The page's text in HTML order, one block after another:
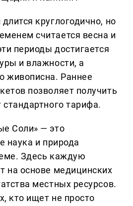
круглогодично, но
считается весна и
периоды достигается
и влажности, а
живописна. Раннее
позволяет получить
стандартного тарифа.
Соли» — это
наука и природа
Здесь каждую
на основе медицинских
местных ресурсов.
кто ищет не просто